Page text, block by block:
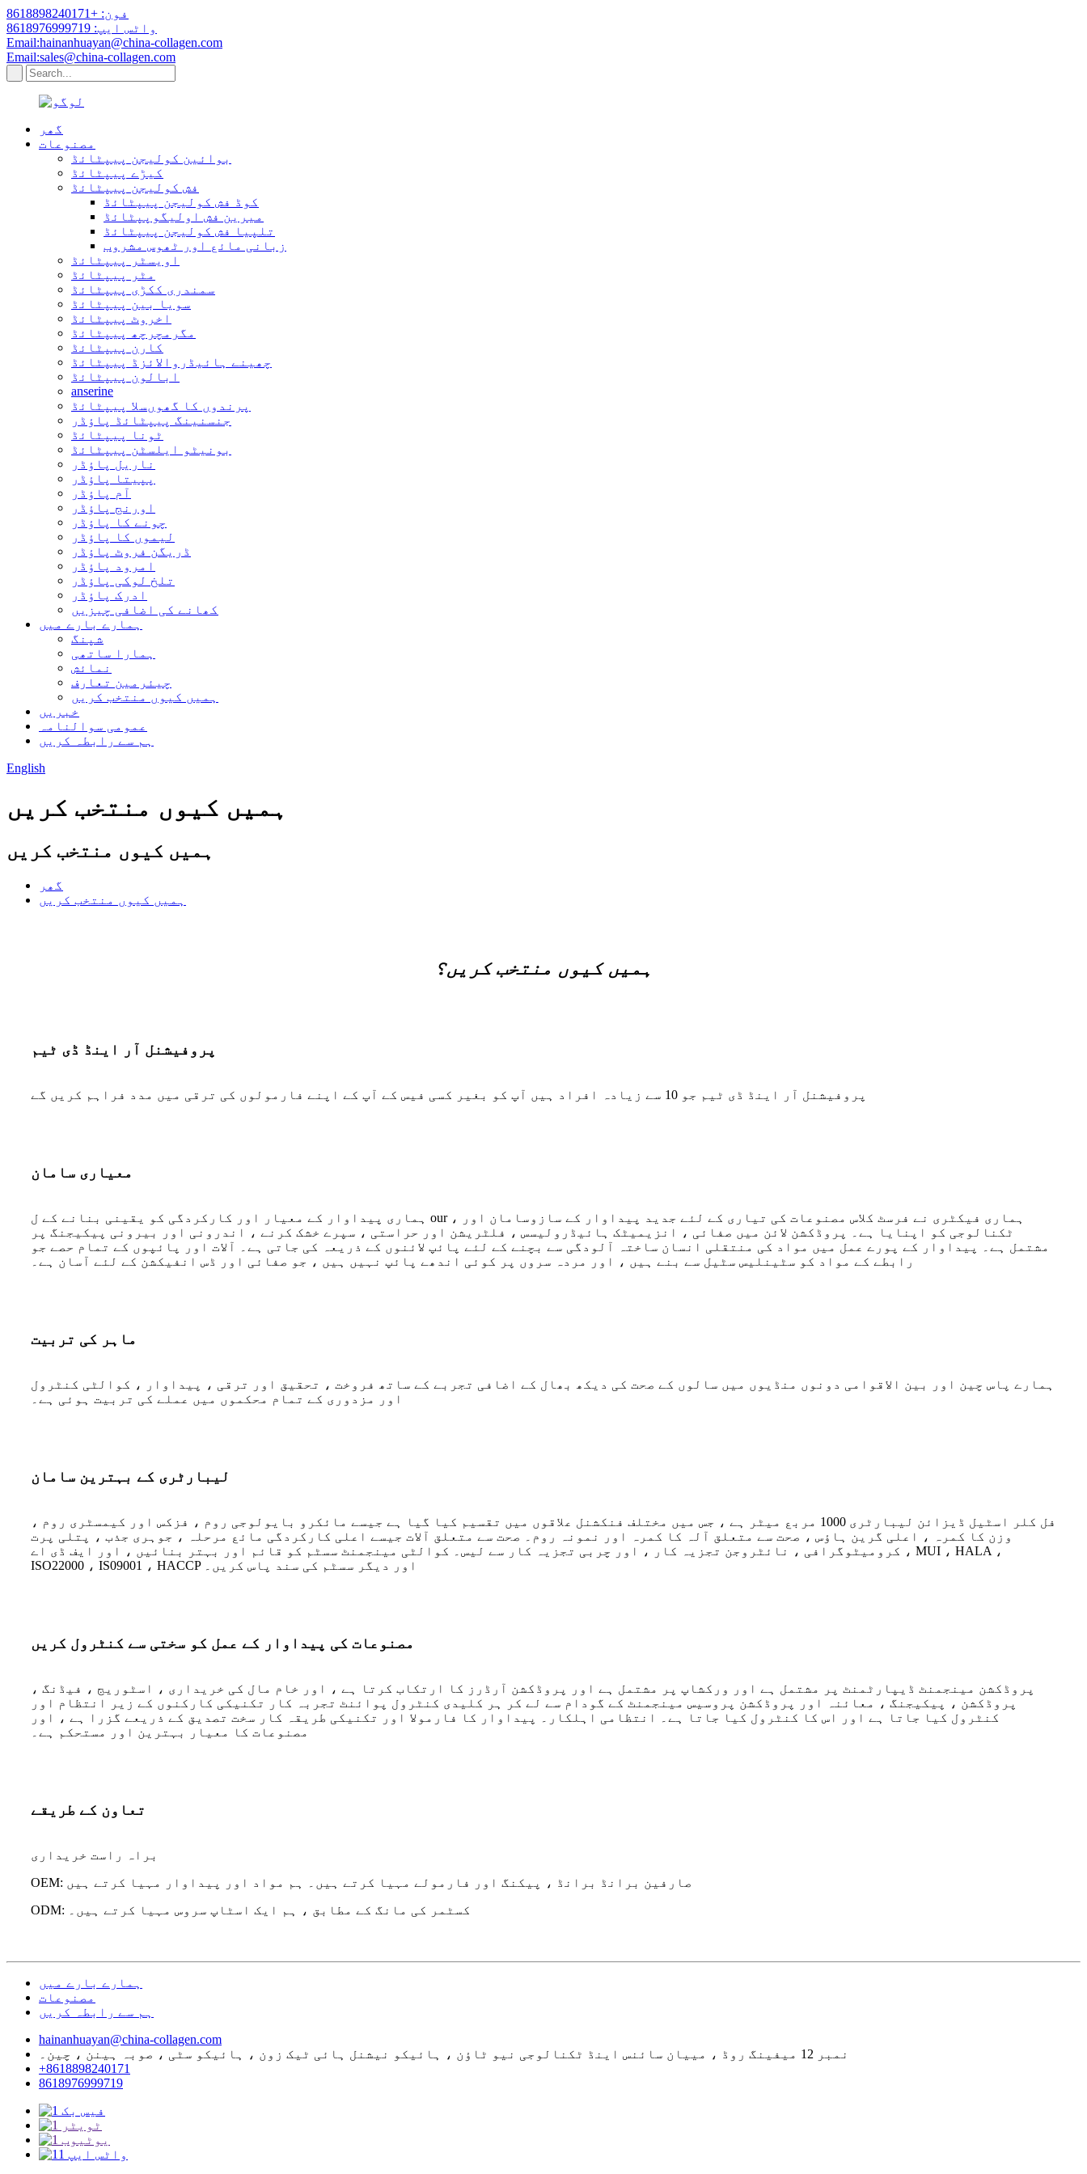
فون: +8618898240171
واٹس ایپ: 8618976999719
Email:hainanhuayan@china-collagen.com
Email:sales@china-collagen.com
گھر
مصنوعات
بوائین کولیجن پیپٹائڈ
کیڑے پیپٹائڈ
فش کولیجن پیپٹائڈ
کوڈ فش کولیجن پیپٹائڈ
میرین فش اولیگوپپٹائڈ
تلپیا فش کولیجن پیپٹائڈ
زبانی مائع اور ٹھوس مشروب
اویسٹر پیپٹائڈ
مٹر پیپٹائڈ
سمندری ککڑی پیپٹائڈ
سویا بین پیپٹائڈ
اخروٹ پیپٹائڈ
مگرمچرچھ پیپٹائڈ
کارن پیپٹائڈ
چھینے ہائیڈروالائزڈ پیپٹائڈ
ابالون پیپٹائڈ
anserine
پرندوں کا گھوںسلا پیپٹائڈ
جنسنینگ پیپٹائڈ پاؤڈر
ٹونا پیپٹائڈ
بونیٹو ایلسٹن پیپٹائڈ
ناریل پاؤڈر
پپیتا پاؤڈر
آم پاؤڈر
اورنج پاؤڈر
چونے کا پاؤڈر
لیموں کا پاؤڈر
ڈریگن فروٹ پاؤڈر
امرود پاؤڈر
تلخ لوکی پاؤڈر
ادرک پاؤڈر
کھانے کی اضافی چیزیں
ہمارے بارے میں
شپنگ
ہمارا ساتھی
نمائش
چیئرمین تعارف
ہمیں کیوں منتخب کریں
خبریں
عمومی سوالنامہ
ہم سے رابطہ کریں
English
ہمیں کیوں منتخب کریں
ہمیں کیوں منتخب کریں
گھر
ہمیں کیوں منتخب کریں
ہمیں کیوں منتخب کریں؟
پروفیشنل آر اینڈ ڈی ٹیم
پروفیشنل آر اینڈ ڈی ٹیم جو 10 سے زیادہ افراد ہیں آپ کو بغیر کسی فیس کے آپ کے اپنے فارمولوں کی ترقی میں مدد فراہم کریں گے
معیاری سامان
ہماری پیداوار کے معیار اور کارکردگی کو یقینی بنانے کے ل our ، ہماری فیکٹری نے فرسٹ کلاس مصنوعات کی تیاری کے لئے جدید پیداوار کے سازوسامان اور
ٹکنالوجی کو اپنایا ہے۔ پروڈکشن لائن میں صفائی ، انزیمیٹک ہائیڈرولیسس ، فلٹریشن اور حراستی ، سپرے خشک کرنے ، اندرونی اور بیرونی پیکیجنگ پر
مشتمل ہے۔ پیداوار کے پورے عمل میں مواد کی منتقلی انسان ساختہ آلودگی سے بچنے کے لئے پائپ لائنوں کے ذریعہ کی جاتی ہے۔ آلات اور پائپوں کے تمام حصے جو
رابطے کے مواد کو سٹینلیس سٹیل سے بنے ہیں ، اور مردہ سروں پر کوئی اندھے پائپ نہیں ہیں ، جو صفائی اور ڈس انفیکشن کے لئے آسان ہے۔
ماہر کی تربیت
ہمارے پاس چین اور بین الاقوامی دونوں منڈیوں میں سالوں کے صحت کی دیکھ بھال کے اضافی تجربے کے ساتھ فروخت ، تحقیق اور ترقی ، پیداوار ، کوالٹی کنٹرول
اور مزدوری کے تمام محکموں میں عملے کی تربیت ہوئی ہے۔
لیبارٹری کے بہترین سامان
فل کلر اسٹیل ڈیزائن لیبارٹری 1000 مربع میٹر ہے ، جس میں مختلف فنکشنل علاقوں میں تقسیم کیا گیا ہے جیسے مائکرو بایولوجی روم ، فزکس اور کیمسٹری روم ،
وزن کا کمرہ ، اعلی گرین ہاؤس ، صحت سے متعلق آلہ کا کمرہ اور نمونہ روم۔ صحت سے متعلق آلات جیسے اعلی کارکردگی مائع مرحلہ ، جوہری جذب ، پتلی پرت
کرومیٹوگرافی ، نائٹروجن تجزیہ کار ، اور چربی تجزیہ کار سے لیس۔ کوالٹی مینجمنٹ سسٹم کو قائم اور بہتر بنائیں ، اور ایف ڈی اے ، MUI ، HALA ،
ISO22000 ، IS09001 ، HACCP اور دیگر سسٹم کی سند پاس کریں۔
مصنوعات کی پیداوار کے عمل کو سختی سے کنٹرول کریں
پروڈکشن مینجمنٹ ڈیپارٹمنٹ پر مشتمل ہے اور ورکشاپ پر مشتمل ہے اور پروڈکشن آرڈرز کا ارتکاب کرتا ہے ، اور خام مال کی خریداری ، اسٹوریج ، فیڈنگ ،
پروڈکشن ، پیکیجنگ ، معائنہ اور پروڈکشن پروسیس مینجمنٹ کے گودام سے لے کر ہر کلیدی کنٹرول پوائنٹ تجربہ کار تکنیکی کارکنوں کے زیر انتظام اور
کنٹرول کیا جاتا ہے اور اس کا کنٹرول کیا جاتا ہے۔ انتظامی اہلکار۔ پیداوار کا فارمولا اور تکنیکی طریقہ کار سخت تصدیق کے ذریعے گزرا ہے ، اور
مصنوعات کا معیار بہترین اور مستحکم ہے۔
تعاون کے طریقے
براہ راست خریداری
OEM: صارفین برانڈ برانڈ ، پیکنگ اور فارمولے مہیا کرتے ہیں۔ ہم مواد اور پیداوار مہیا کرتے ہیں
ODM: کسٹمر کی مانگ کے مطابق ، ہم ایک اسٹاپ سروس مہیا کرتے ہیں۔
ہمارے بارے میں
مصنوعات
ہم سے رابطہ کریں
hainanhuayan@china-collagen.com
نمبر 12 میفینگ روڈ ، مییان سائنس اینڈ ٹکنالوجی نیو ٹاؤن ، ہائیکو نیشنل ہائی ٹیک زون ، ہائیکو سٹی ، صوبہ ہینن ، چین۔
+8618898240171
8618976999719